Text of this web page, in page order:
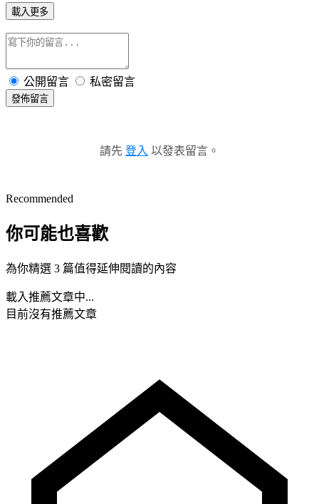
載入更多
公開留言 私密留言
發佈留言
請先 登入 以發表留言。
Recommended
你可能也喜歡
為你精選 3 篇值得延伸閱讀的內容
載入推薦文章中...
目前沒有推薦文章